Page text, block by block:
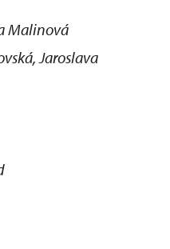
Malinová
Jaroslava